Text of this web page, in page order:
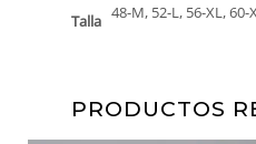
Talla 48-M, 52-L, 56-XL, 60-
PRODUCTOS